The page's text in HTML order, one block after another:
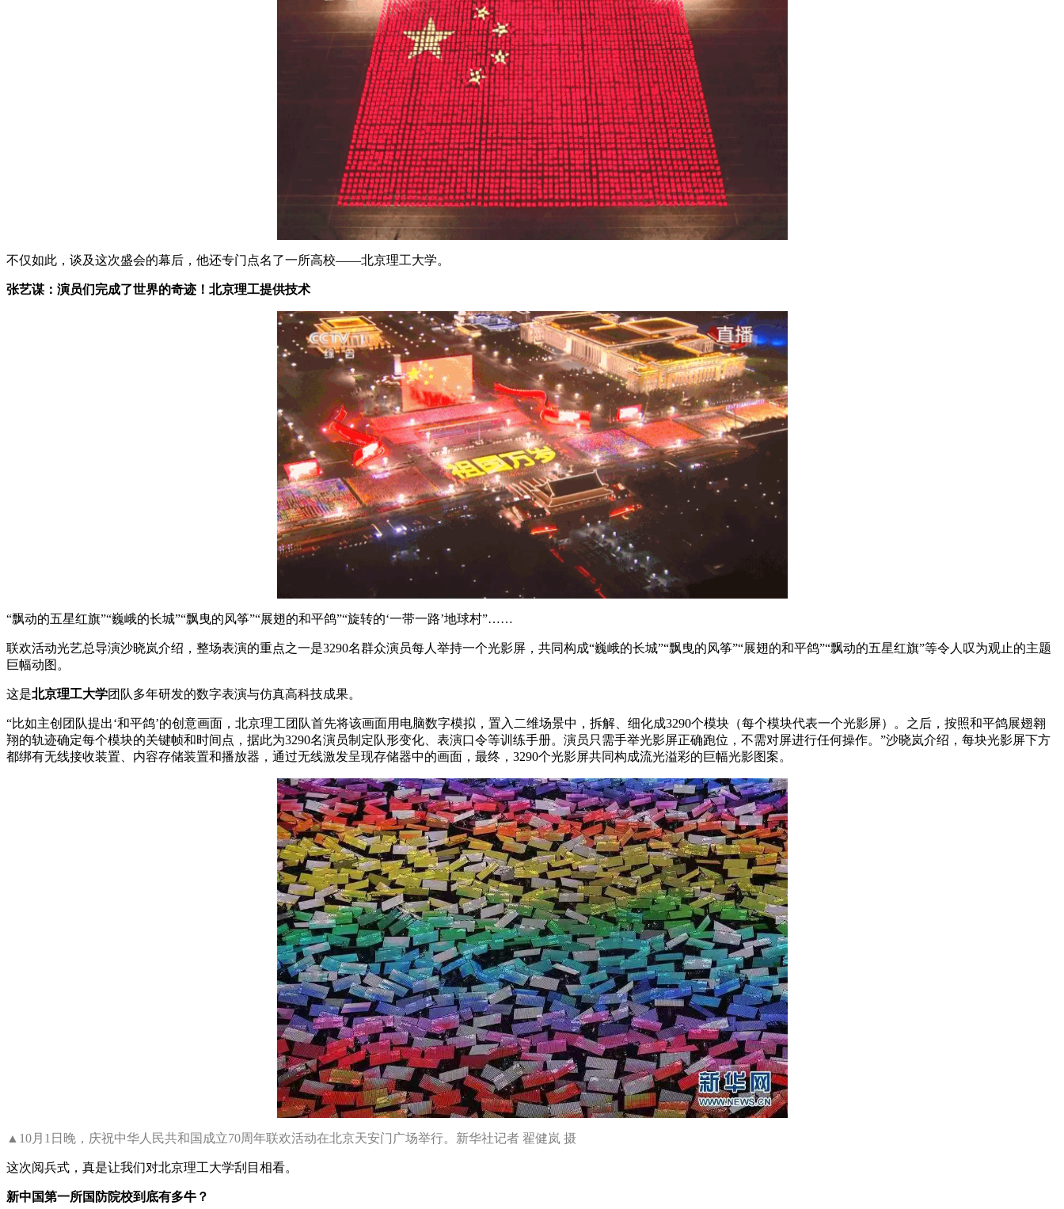
不仅如此，谈及这次盛会的幕后，他还专门点名了一所高校——北京理工大学。
张艺谋：演员们完成了世界的奇迹！北京理工提供技术
“飘动的五星红旗”“巍峨的长城”“飘曳的风筝”“展翅的和平鸽”“旋转的‘一带一路’地球村”……
联欢活动光艺总导演沙晓岚介绍，整场表演的重点之一是3290名群众演员每人举持一个光影屏，共同构成“巍峨的长城”“飘曳的风筝”“展翅的和平鸽”“飘动的五星红旗”等令人叹为观止的主题
巨幅动图。
这是北京理工大学团队多年研发的数字表演与仿真高科技成果。
“比如主创团队提出‘和平鸽’的创意画面，北京理工团队首先将该画面用电脑数字模拟，置入二维场景中，拆解、细化成3290个模块（每个模块代表一个光影屏）。之后，按照和平鸽展翅翱
翔的轨迹确定每个模块的关键帧和时间点，据此为3290名演员制定队形变化、表演口令等训练手册。演员只需手举光影屏正确跑位，不需对屏进行任何操作。”沙晓岚介绍，每块光影屏下方
都绑有无线接收装置、内容存储装置和播放器，通过无线激发呈现存储器中的画面，最终，3290个光影屏共同构成流光溢彩的巨幅光影图案。
▲10月1日晚，庆祝中华人民共和国成立70周年联欢活动在北京天安门广场举行。新华社记者 翟健岚 摄
这次阅兵式，真是让我们对北京理工大学刮目相看。
新中国第一所国防院校到底有多牛？